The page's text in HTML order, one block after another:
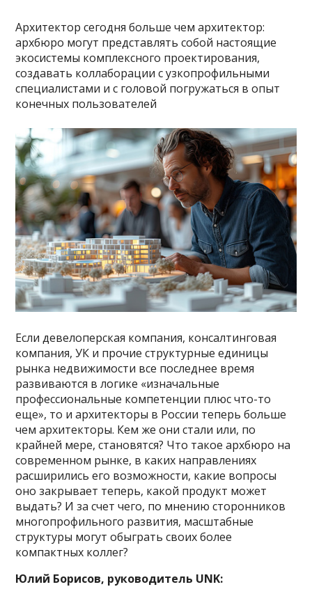
Архитектор сегодня больше чем архитектор:
архбюро могут представлять собой настоящие
экосистемы комплексного проектирования,
создавать коллаборации с узкопрофильными
специалистами и с головой погружаться в опыт
конечных пользователей
Если девелоперская компания, консалтинговая
компания, УК и прочие структурные единицы
рынка недвижимости все последнее время
развиваются в логике «изначальные
профессиональные компетенции плюс что-то
еще», то и архитекторы в России теперь больше
чем архитекторы. Кем же они стали или, по
крайней мере, становятся? Что такое архбюро на
современном рынке, в каких направлениях
расширились его возможности, какие вопросы
оно закрывает теперь, какой продукт может
выдать? И за счет чего, по мнению сторонников
многопрофильного развития, масштабные
структуры могут обыграть своих более
компактных коллег?
Юлий Борисов, руководитель UNK: